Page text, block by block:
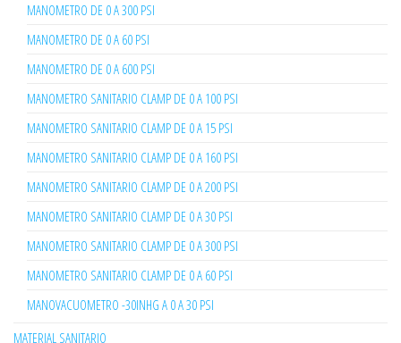
MANOMETRO DE 0 A 300 PSI
MANOMETRO DE 0 A 60 PSI
MANOMETRO DE 0 A 600 PSI
MANOMETRO SANITARIO CLAMP DE 0 A 100 PSI
MANOMETRO SANITARIO CLAMP DE 0 A 15 PSI
MANOMETRO SANITARIO CLAMP DE 0 A 160 PSI
MANOMETRO SANITARIO CLAMP DE 0 A 200 PSI
MANOMETRO SANITARIO CLAMP DE 0 A 30 PSI
MANOMETRO SANITARIO CLAMP DE 0 A 300 PSI
MANOMETRO SANITARIO CLAMP DE 0 A 60 PSI
MANOVACUOMETRO -30INHG A 0 A 30 PSI
MATERIAL SANITARIO